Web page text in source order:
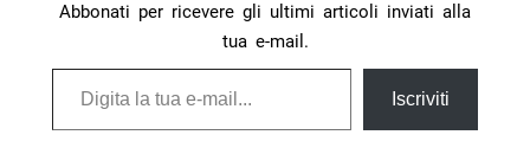
Abbonati per ricevere gli ultimi articoli inviati alla
tua e-mail.
Digita la tua e-mail...
Iscriviti